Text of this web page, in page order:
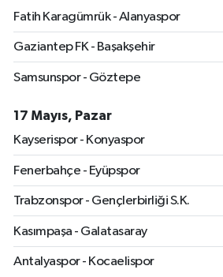
Fatih Karagümrük - Alanyaspor
Gaziantep FK - Başakşehir
Samsunspor - Göztepe
17 Mayıs, Pazar
Kayserispor - Konyaspor
Fenerbahçe - Eyüpspor
Trabzonspor - Gençlerbirliği S.K.
Kasımpaşa - Galatasaray
Antalyaspor - Kocaelispor